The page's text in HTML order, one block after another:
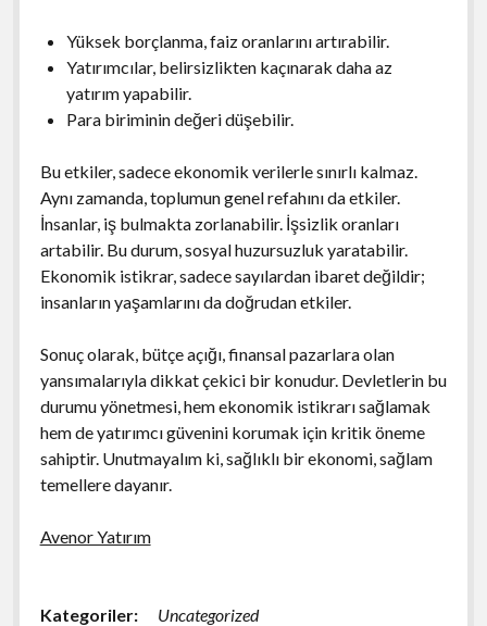
Yüksek borçlanma, faiz oranlarını artırabilir.
Yatırımcılar, belirsizlikten kaçınarak daha az
yatırım yapabilir.
Para biriminin değeri düşebilir.
Bu etkiler, sadece ekonomik verilerle sınırlı kalmaz.
Aynı zamanda, toplumun genel refahını da etkiler.
İnsanlar, iş bulmakta zorlanabilir. İşsizlik oranları
artabilir. Bu durum, sosyal huzursuzluk yaratabilir.
Ekonomik istikrar, sadece sayılardan ibaret değildir;
insanların yaşamlarını da doğrudan etkiler.
Sonuç olarak, bütçe açığı, finansal pazarlara olan
yansımalarıyla dikkat çekici bir konudur. Devletlerin bu
durumu yönetmesi, hem ekonomik istikrarı sağlamak
hem de yatırımcı güvenini korumak için kritik öneme
sahiptir. Unutmayalım ki, sağlıklı bir ekonomi, sağlam
temellere dayanır.
Avenor Yatırım
Kategoriler: Uncategorized